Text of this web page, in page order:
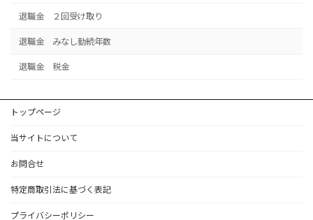
退職金 ２回受け取り
退職金 みなし勤続年数
退職金 税金
トップページ
当サイトについて
お問合せ
特定商取引法に基づく表記
プライバシーポリシー